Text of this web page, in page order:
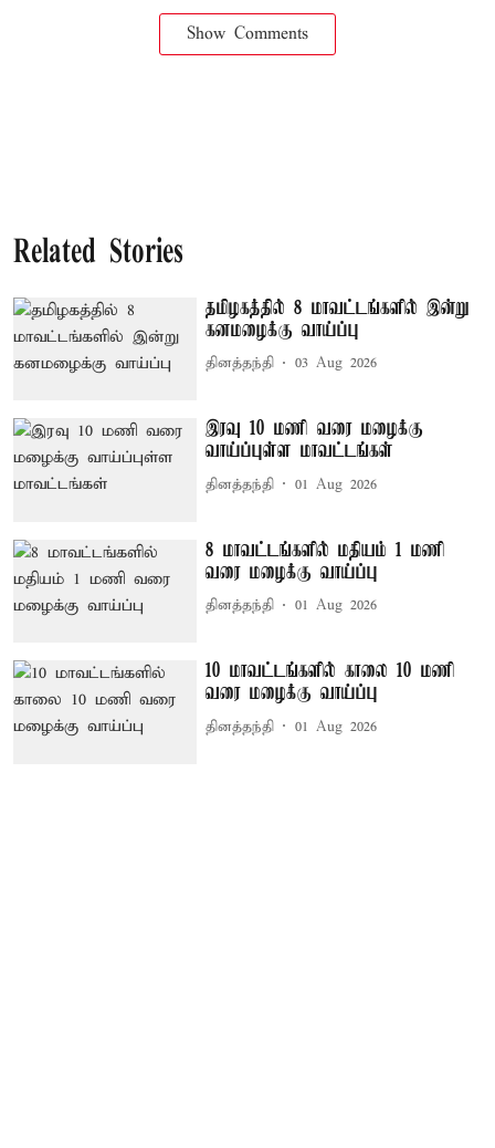
Show Comments
Related Stories
தமிழகத்தில் 8 மாவட்டங்களில் இன்று
கனமழைக்கு வாய்ப்பு
தினத்தந்தி 03 Aug 2026
இரவு 10 மணி வரை மழைக்கு
வாய்ப்புள்ள மாவட்டங்கள்
தினத்தந்தி 01 Aug 2026
8 மாவட்டங்களில் மதியம் 1 மணி
வரை மழைக்கு வாய்ப்பு
தினத்தந்தி 01 Aug 2026
10 மாவட்டங்களில் காலை 10 மணி
வரை மழைக்கு வாய்ப்பு
தினத்தந்தி 01 Aug 2026